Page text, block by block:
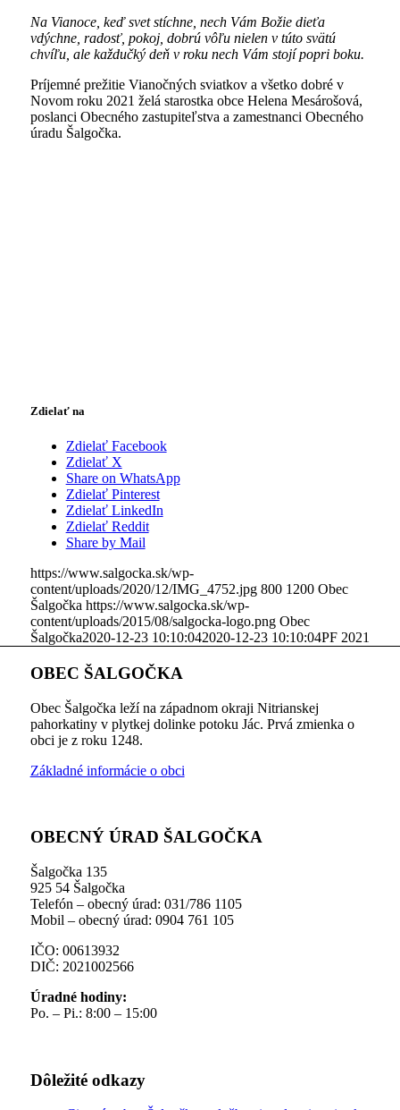
Na Vianoce, keď svet stíchne, nech Vám Božie dieťa
vdýchne, radosť, pokoj, dobrú vôľu nielen v túto svätú
chvíľu, ale každučký deň v roku nech Vám stojí popri boku.
Príjemné prežitie Vianočných sviatkov a všetko dobré v
Novom roku 2021 želá starostka obce Helena Mesárošová,
poslanci Obecného zastupiteľstva a zamestnanci Obecného
úradu Šalgočka.
Zdielať na
Zdielať Facebook
Zdielať X
Share on WhatsApp
Zdielať Pinterest
Zdielať LinkedIn
Zdielať Reddit
Share by Mail
https://www.salgocka.sk/wp-
content/uploads/2020/12/IMG_4752.jpg 800 1200 Obec
Šalgočka https://www.salgocka.sk/wp-
content/uploads/2015/08/salgocka-logo.png Obec
Šalgočka2020-12-23 10:10:042020-12-23 10:10:04PF 2021
OBEC ŠALGOČKA
Obec Šalgočka leží na západnom okraji Nitrianskej
pahorkatiny v plytkej dolinke potoku Jác. Prvá zmienka o
obci je z roku 1248.
Základné informácie o obci
OBECNÝ ÚRAD ŠALGOČKA
Šalgočka 135
925 54 Šalgočka
Telefón – obecný úrad: 031/786 1105
Mobil – obecný úrad: 0904 761 105
IČO: 00613932
DIČ: 2021002566
Úradné hodiny:
Po. – Pi.: 8:00 – 15:00
Dôležité odkazy